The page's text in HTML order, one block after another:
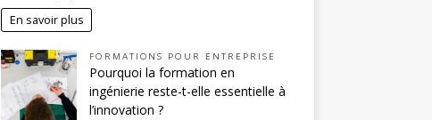
En savoir plus
FORMATIONS POUR ENTREPRISE
Pourquoi la formation en
ingénierie reste-t-elle essentielle à
l’innovation ?